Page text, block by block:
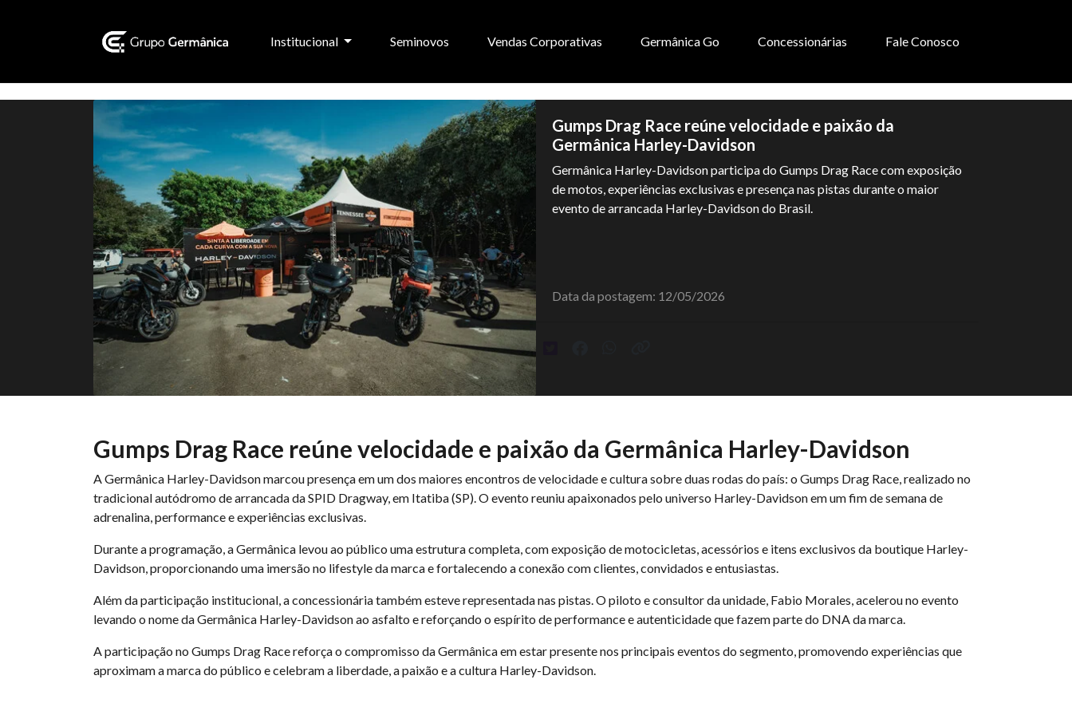
Institucional Seminovos Vendas Corporativas Germânica Go Concessionárias Fale Conosco
Gumps Drag Race reúne velocidade e paixão da
Germânica Harley-Davidson
Germânica Harley-Davidson participa do Gumps Drag Race com exposição
de motos, experiências exclusivas e presença nas pistas durante o maior
evento de arrancada Harley-Davidson do Brasil.
Data da postagem: 12/05/2026
Gumps Drag Race reúne velocidade e paixão da Germânica Harley-Davidson
A Germânica Harley-Davidson marcou presença em um dos maiores encontros de velocidade e cultura sobre duas rodas do país: o Gumps Drag Race, realizado no
tradicional autódromo de arrancada da SPID Dragway, em Itatiba (SP). O evento reuniu apaixonados pelo universo Harley-Davidson em um fim de semana de
adrenalina, performance e experiências exclusivas.
Durante a programação, a Germânica levou ao público uma estrutura completa, com exposição de motocicletas, acessórios e itens exclusivos da boutique Harley-
Davidson, proporcionando uma imersão no lifestyle da marca e fortalecendo a conexão com clientes, convidados e entusiastas.
Além da participação institucional, a concessionária também esteve representada nas pistas. O piloto e consultor da unidade, Fabio Morales, acelerou no evento
levando o nome da Germânica Harley-Davidson ao asfalto e reforçando o espírito de performance e autenticidade que fazem parte do DNA da marca.
A participação no Gumps Drag Race reforça o compromisso da Germânica em estar presente nos principais eventos do segmento, promovendo experiências que
aproximam a marca do público e celebram a liberdade, a paixão e a cultura Harley-Davidson.